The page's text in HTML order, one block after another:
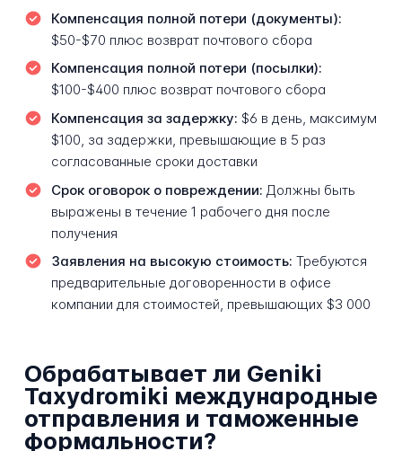
Компенсация полной потери (документы):
$50-$70 плюс возврат почтового сбора
Компенсация полной потери (посылки):
$100-$400 плюс возврат почтового сбора
Компенсация за задержку: $6 в день, максимум
$100, за задержки, превышающие в 5 раз
согласованные сроки доставки
Срок оговорок о повреждении: Должны быть
выражены в течение 1 рабочего дня после
получения
Заявления на высокую стоимость: Требуются
предварительные договоренности в офисе
компании для стоимостей, превышающих $3 000
Обрабатывает ли Geniki
Taxydromiki международные
отправления и таможенные
формальности?